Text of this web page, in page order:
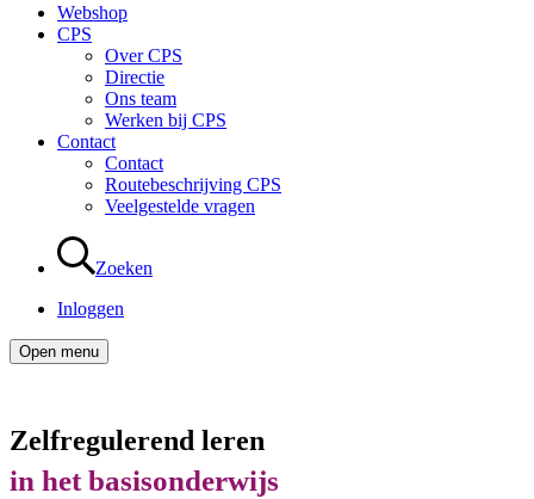
Webshop
CPS
Over CPS
Directie
Ons team
Werken bij CPS
Contact
Contact
Routebeschrijving CPS
Veelgestelde vragen
Zoeken
Inloggen
Open menu
Zelfregulerend leren
in het basisonderwijs